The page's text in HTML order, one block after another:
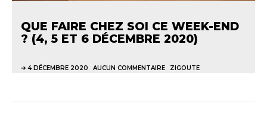
QUE FAIRE CHEZ SOI CE WEEK-END
? (4, 5 ET 6 DÉCEMBRE 2020)
4 DÉCEMBRE 2020 AUCUN COMMENTAIRE ZIGOUTE